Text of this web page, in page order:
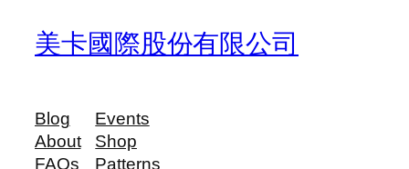
美卡國際股份有限公司
Blog
About
FAQs
Events
Shop
Patterns